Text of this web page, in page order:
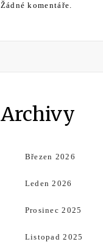
Žádné komentáře.
Archivy
Březen 2026
Leden 2026
Prosinec 2025
Listopad 2025